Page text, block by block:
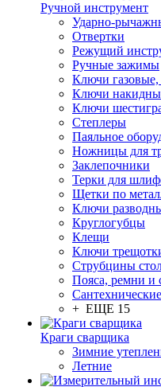
Ручной инструмент
Ударно-
Отвертки
Режущий
Ручные зажимы
Ключи
Ключи
Ключи
Степлеры
Паяльное
Ножницы для
Заклепочники
Терки для
Щетки по
Ключи
Круглогубцы
Клещи
Ключи
Струбцины
Пояса, ремни и
+ ЕЩЕ 15
Краги сварщика
Зимние
Летние